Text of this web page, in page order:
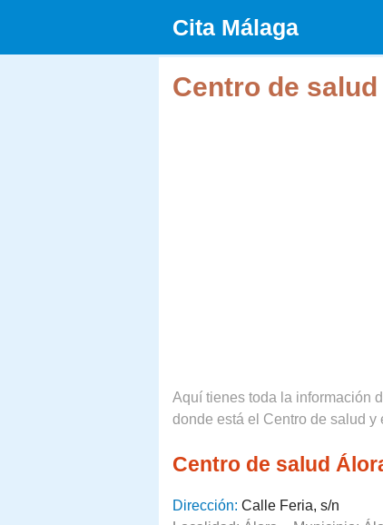
contenido
Cita Málaga
Centro de
Aquí tienes toda la información
donde está el Centro de salud
Centro de salud
Dirección: Calle Feria, s/n